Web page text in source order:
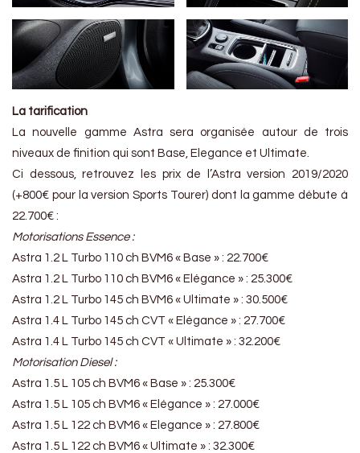
La tarification
La nouvelle gamme Astra sera organisée autour de trois
niveaux de finition qui sont Base, Elegance et Ultimate.
Ci dessous, retrouvez les prix de l’Astra version 2019/2020
(+800€ pour la version Sports Tourer) dont la gamme débute à
22.700€ :
Motorisations Essence :
Astra 1.2 L Turbo 110 ch BVM6 « Base » : 22.700€
Astra 1.2 L Turbo 110 ch BVM6 « Elégance » : 25.300€
Astra 1.2 L Turbo 145 ch BVM6 « Ultimate » : 30.500€
Astra 1.4 L Turbo 145 ch CVT « Elégance » : 27.700€
Astra 1.4 L Turbo 145 ch CVT « Ultimate » : 32.200€
Motorisation Diesel :
Astra 1.5 L 105 ch BVM6 « Base » : 25.300€
Astra 1.5 L 105 ch BVM6 « Elégance » : 27.000€
Astra 1.5 L 122 ch BVM6 « Elegance » : 27.800€
Astra 1.5 L 122 ch BVM6 « Ultimate » : 32.300€